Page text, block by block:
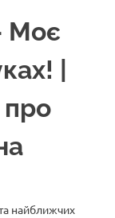
Моє
|
найближчих